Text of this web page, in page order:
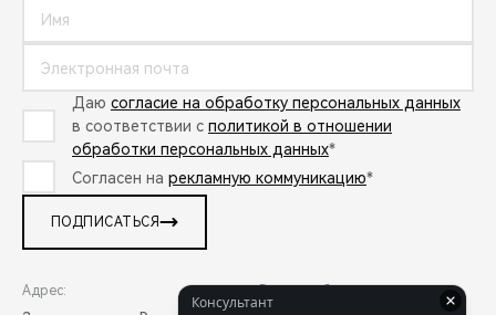
Даю согласие на обработку персональных данных
в соответствии с политикой в отношении
обработки персональных данных*
Согласен на рекламную коммуникацию*
ПОДПИСАТЬСЯ
Адрес: